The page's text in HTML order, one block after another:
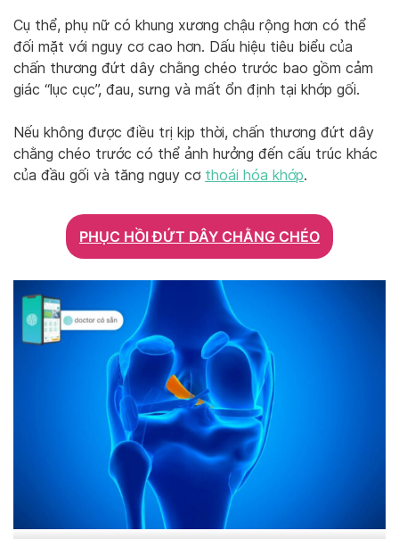
Cụ thể, phụ nữ có khung xương chậu rộng hơn có thể
đối mặt với nguy cơ cao hơn. Dấu hiệu tiêu biểu của
chấn thương đứt dây chằng chéo trước bao gồm cảm
giác “lục cục”, đau, sưng và mất ổn định tại khớp gối.
Nếu không được điều trị kịp thời, chấn thương đứt dây
chằng chéo trước có thể ảnh hưởng đến cấu trúc khác
của đầu gối và tăng nguy cơ thoái hóa khớp.
PHỤC HỒI ĐỨT DÂY CHẰNG CHÉO